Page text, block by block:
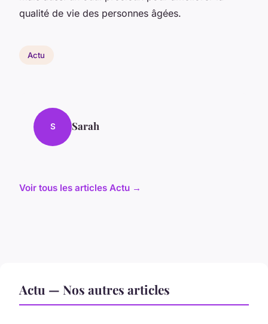
qualité de vie des personnes âgées.
Actu
S Sarah
Voir tous les articles Actu →
Actu — Nos autres articles